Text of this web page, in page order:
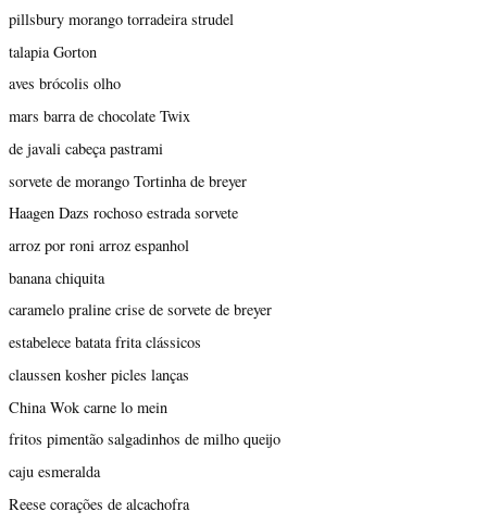
pillsbury morango torradeira strudel
talapia Gorton
aves brócolis olho
mars barra de chocolate Twix
de javali cabeça pastrami
sorvete de morango Tortinha de breyer
Haagen Dazs rochoso estrada sorvete
arroz por roni arroz espanhol
banana chiquita
caramelo praline crise de sorvete de breyer
estabelece batata frita clássicos
claussen kosher picles lanças
China Wok carne lo mein
fritos pimentão salgadinhos de milho queijo
caju esmeralda
Reese corações de alcachofra